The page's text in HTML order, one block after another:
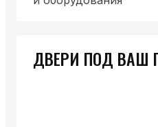
ДВЕРИ ПОД ВАШ